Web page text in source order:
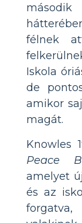
félnek
Iskola
de
amikor
magát.
Knowles
Peace
amelyet
és az